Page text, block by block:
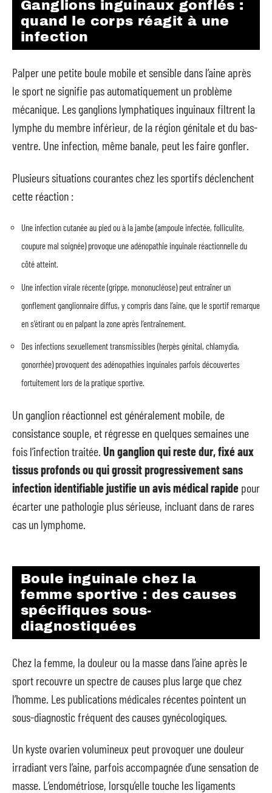
Ganglions inguinaux gonflés :
quand le corps réagit à une
infection
Palper une petite boule mobile et sensible dans l’aine après
le sport ne signifie pas automatiquement un problème
mécanique. Les ganglions lymphatiques inguinaux filtrent la
lymphe du membre inférieur, de la région génitale et du bas-
ventre. Une infection, même banale, peut les faire gonfler.
Plusieurs situations courantes chez les sportifs déclenchent
cette réaction :
Une infection cutanée au pied ou à la jambe (ampoule infectée, folliculite,
coupure mal soignée) provoque une adénopathie inguinale réactionnelle du
côté atteint.
Une infection virale récente (grippe, mononucléose) peut entraîner un
gonflement ganglionnaire diffus, y compris dans l’aine, que le sportif remarque
en s’étirant ou en palpant la zone après l’entraînement.
Des infections sexuellement transmissibles (herpès génital, chlamydia,
gonorrhée) provoquent des adénopathies inguinales parfois découvertes
fortuitement lors de la pratique sportive.
Un ganglion réactionnel est généralement mobile, de
consistance souple, et régresse en quelques semaines une
fois l’infection traitée. Un ganglion qui reste dur, fixé aux
tissus profonds ou qui grossit progressivement sans
infection identifiable justifie un avis médical rapide pour
écarter une pathologie plus sérieuse, incluant dans de rares
cas un lymphome.
Boule inguinale chez la
femme sportive : des causes
spécifiques sous-
diagnostiquées
Chez la femme, la douleur ou la masse dans l’aine après le
sport recouvre un spectre de causes plus large que chez
l’homme. Les publications médicales récentes pointent un
sous-diagnostic fréquent des causes gynécologiques.
Un kyste ovarien volumineux peut provoquer une douleur
irradiant vers l’aine, parfois accompagnée d’une sensation de
masse. L’endométriose, lorsqu’elle touche les ligaments